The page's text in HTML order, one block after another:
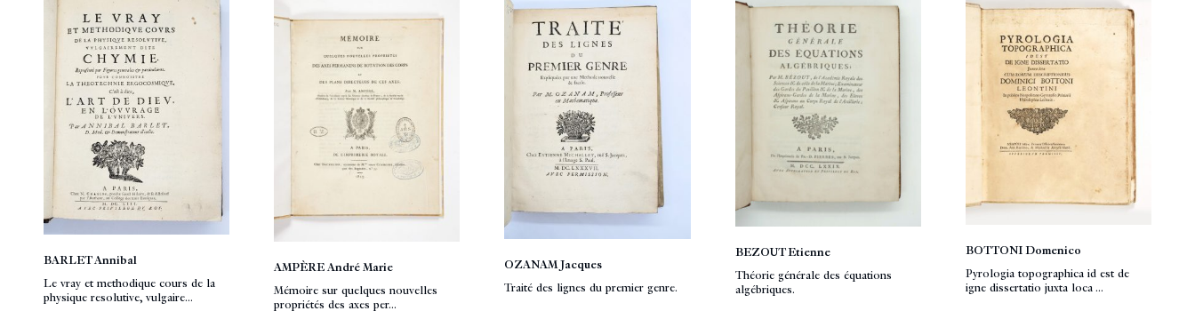
BARLET Annibal
Le vray et methodique cours de la
physique resolutive, vulgaire...
AMPÈRE André Marie
Mémoire sur quelques nouvelles
propriétés des axes per...
OZANAM Jacques
Traité des lignes du premier genre.
BEZOUT Etienne
Théorie générale des équations
algébriques.
BOTTONI Domenico
Pyrologia topographica id est de
igne dissertatio juxta loca ...